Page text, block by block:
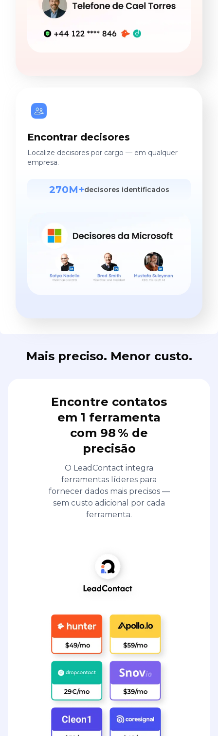
Encontrar decisores
Localize decisores por cargo — em qualquer
empresa.
270M+decisores identificados
Mais preciso. Menor custo.
Encontre contatos
em 1 ferramenta
com 98 % de
precisão
O LeadContact integra
ferramentas líderes para
fornecer dados mais precisos —
sem custo adicional por cada
ferramenta.